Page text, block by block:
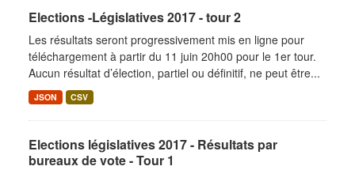
Elections -Législatives 2017 - tour 2
Les résultats seront progressivement mis en ligne pour
téléchargement à partir du 11 juin 20h00 pour le 1er tour.
Aucun résultat d’élection, partiel ou définitif, ne peut être...
JSON CSV
Elections législatives 2017 - Résultats par
bureaux de vote - Tour 1